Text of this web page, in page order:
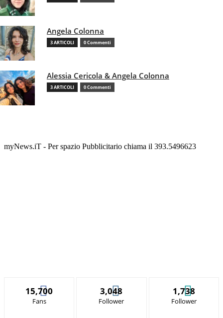
Angela Colonna
3 ARTICOLI 0 Commenti
Alessia Cericola & Angela Colonna
3 ARTICOLI 0 Commenti
myNews.iT - Per spazio Pubblicitario chiama il 393.5496623
15,700
Fans
3,048
Follower
1,738
Follower